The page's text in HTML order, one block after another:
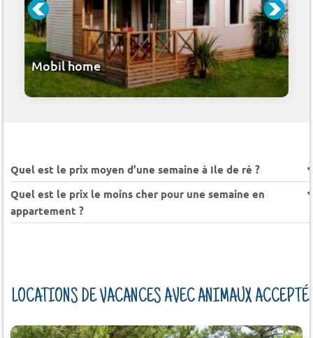
Mobil home
Quel est le prix moyen d’une semaine à Ile de ré ?
Quel est le prix le moins cher pour une semaine en
appartement ?
LOCATIONS DE VACANCES AVEC ANIMAUX